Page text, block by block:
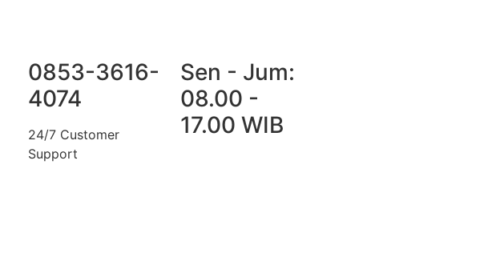
0853-3616-
4074
24/7 Customer
Support
Sen - Jum:
08.00 -
17.00 WIB